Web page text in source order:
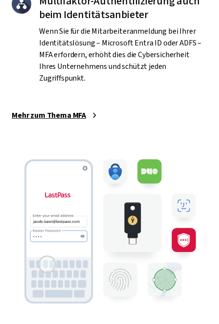
beim Identitätsanbieter
Wenn Sie für die Mitarbeiteranmeldung bei Ihrer
Identitätslösung – Microsoft Entra ID oder ADFS –
MFA erfordern, erhöht dies die Cybersicherheit
Ihres Unternehmens und schützt jeden
Zugriffspunkt.
Mehr zum Thema MFA